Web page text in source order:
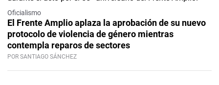
Oficialismo
El Frente Amplio aplaza la aprobación de su nuevo
protocolo de violencia de género mientras
contempla reparos de sectores
POR SANTIAGO SÁNCHEZ